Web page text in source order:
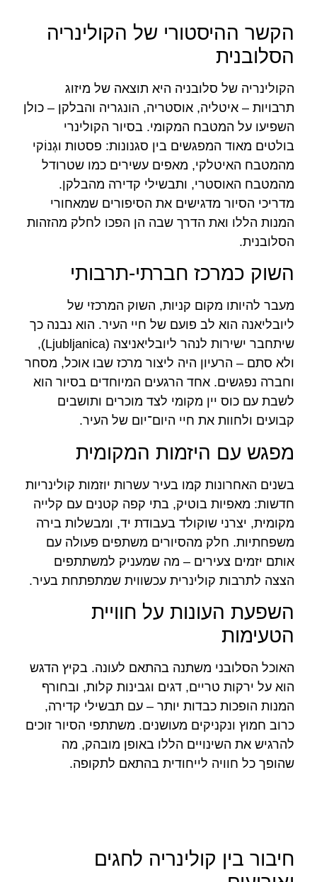
הקשר ההיסטורי של הקולינריה
הסלובנית
הקולינריה של סלובניה היא תוצאה של מיזוג
תרבויות – איטליה, אוסטריה, הונגריה והבלקן – כולן
השפיעו על המטבח המקומי. בסיור הקולינרי
בולטים מאוד המפגשים בין סגנונות: פסטות וגְנוֹקי
מהמטבח האיטלקי, מאפים עשירים כמו שטרודל
מהמטבח האוסטרי, ותבשילי קדירה מהבלקן.
מדריכי הסיור מדגישים את הסיפורים שמאחורי
המנות הללו ואת הדרך שבה הן הפכו לחלק מהזהות
הסלובנית.
השוק כמרכז חברתי-תרבותי
מעבר להיותו מקום קניות, השוק המרכזי של
ליובליאנה הוא לב פועם של חיי העיר. הוא נבנה כך
שיתחבר ישירות לנהר ליובליאניצה (Ljubljanica),
ולא סתם – הרעיון היה ליצור מרכז שבו אוכל, מסחר
וחברה נפגשים. אחד הרגעים המיוחדים בסיור הוא
לשבת עם כוס יין מקומי לצד מוכרים ותושבים
קבועים ולחוות את חיי היום־יום של העיר.
מפגש עם היזמות המקומית
בשנים האחרונות קמו בעיר עשרות יוזמות קולינריות
חדשות: מאפיות בוטיק, בתי קפה קטנים עם קלייה
מקומית, יצרני שוקולד בעבודת יד, ומבשלות בירה
משפחתיות. חלק מהסיורים משתפים פעולה עם
אותם יזמים צעירים – מה שמעניק למשתתפים
הצצה לתרבות קולינרית עכשווית שמתפתחת בעיר.
השפעת העונות על חוויית
הטעימות
האוכל הסלובני משתנה בהתאם לעונה. בקיץ הדגש
הוא על ירקות טריים, דגים וגבינות קלות, ובחורף
המנות הופכות כבדות יותר – עם תבשילי קדירה,
כרוב חמוץ ונקניקים מעושנים. משתתפי הסיור זוכים
להרגיש את השינויים הללו באופן מובהק, מה
שהופך כל חוויה לייחודית בהתאם לתקופה.
חיבור בין קולינריה לחגים